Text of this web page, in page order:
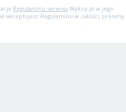
Regulaminu serwisu Wykop.pl w jego
akceptujesz Regulaminu w całości, prosimy